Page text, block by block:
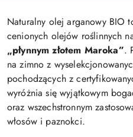
Naturalny olej arganowy BIO
cenionych olejów roślinnych
„płynnym złotem Maroka”.
na zimno z
pochodzących z
wyróżnia się wyjątkowym
oraz wszechstronnym
włosów i paznokci.